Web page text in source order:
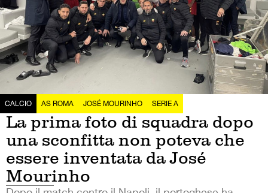
CALCIO AS ROMA JOSÉ MOURINHO SERIE A
La prima foto di squadra dopo
una sconfitta non poteva che
essere inventata da José
Mourinho